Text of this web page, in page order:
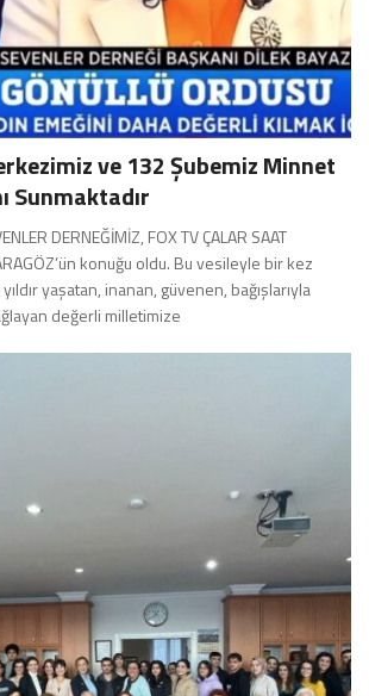
ve 132 Şubemiz Minnet
Sunmaktadır
DERNEĞİMİZ, FOX TV ÇALAR SAAT
konuğu oldu. Bu vesileyle bir kez
yaşatan, inanan, güvenen, bağışlarıyla
değerli milletimize